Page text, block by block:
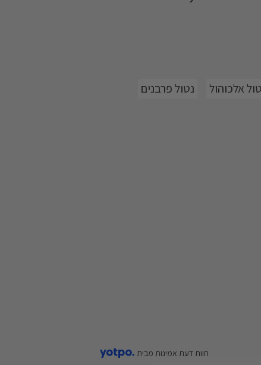
ג'ל מבוסס על פורמולה חדשנית
צמחים, שהוכחו כיעילות בהפחתתאלכוהול נטול פרבנים
חוות דעת אמינות מבית